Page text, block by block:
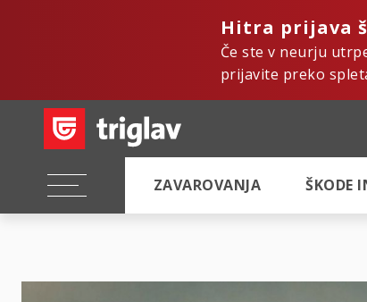
Hitra prijava
Če ste v neurju
prijavite preko
ZAVAROVANJA ŠKODE